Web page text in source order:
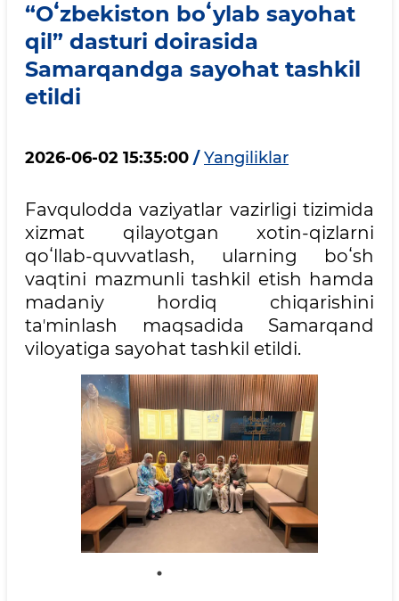
“Oʻzbekiston boʻylab sayohat
qil” dasturi doirasida
Samarqandga sayohat tashkil
etildi
2026-06-02 15:35:00 / Yangiliklar
Favqulodda vaziyatlar vazirligi tizimida
xizmat qilayotgan xotin-qizlarni
qoʻllab-quvvatlash, ularning boʻsh
vaqtini mazmunli tashkil etish hamda
madaniy hordiq chiqarishini
taʼminlash maqsadida Samarqand
viloyatiga sayohat tashkil etildi.